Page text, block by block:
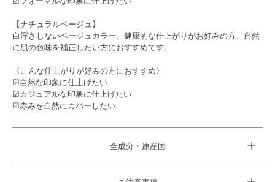
【ナチュラルベージュ】
白浮きしないベージュカラー。健康的な仕上がりがお好みの方、自然
に肌の色味を補正したい方におすすめです。
〈こんな仕上がりが好みの方におすすめ〉
☑自然な印象に仕上げたい
☑カジュアルな印象に仕上げたい
☑赤みを自然にカバーしたい
全成分・原産国